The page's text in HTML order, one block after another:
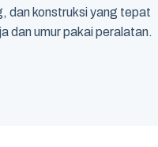
dan konstruksi yang tepat
dan umur pakai peralatan.